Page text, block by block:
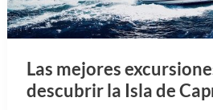
Las mejores
descubrir la Isla de